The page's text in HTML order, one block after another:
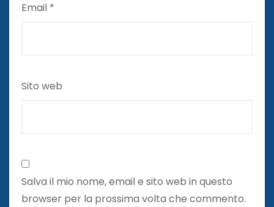
Email *
Sito web
Salva il mio nome, email e sito web in questo
browser per la prossima volta che commento.